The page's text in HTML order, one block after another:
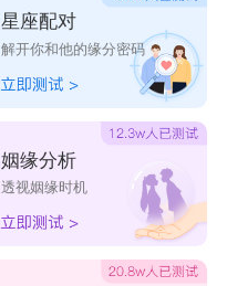
星座配对
解开你和他的缘分密码
姻缘分析
透视姻缘时机